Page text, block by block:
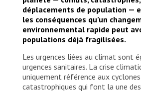
diseases, such as malaria and
assessment by MSF showed that
internally displaced people living in
the western part of the city of
hit hard. Families had been residing in
makeshift shelters in lower and
Shelters and people’s belongings
damaged. People have already
make ends meet against the
déplacements de population —
les conséquences qu’un
environnemental rapide peut
populations déjà fragilisées.
Les urgences liées au climat sont
urgences sanitaires. La crise
uniquement référence aux
catastrophiques qui font la une